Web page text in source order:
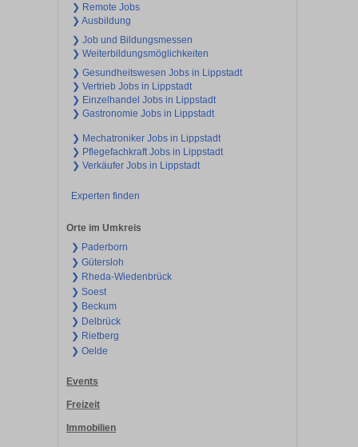
❯ Remote Jobs
❯ Ausbildung
❯ Job und Bildungsmessen
❯ Weiterbildungsmöglichkeiten
❯ Gesundheitswesen Jobs in Lippstadt
❯ Vertrieb Jobs in Lippstadt
❯ Einzelhandel Jobs in Lippstadt
❯ Gastronomie Jobs in Lippstadt
❯ Mechatroniker Jobs in Lippstadt
❯ Pflegefachkraft Jobs in Lippstadt
❯ Verkäufer Jobs in Lippstadt
Experten finden
Orte im Umkreis
❯ Paderborn
❯ Gütersloh
❯ Rheda-Wiedenbrück
❯ Soest
❯ Beckum
❯ Delbrück
❯ Rietberg
❯ Oelde
Events
Freizeit
Immobilien